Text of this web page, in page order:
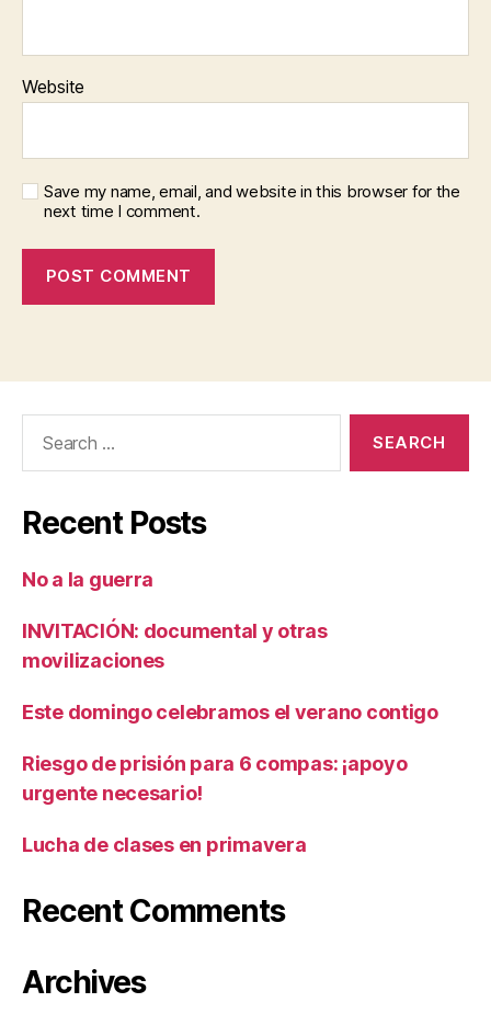
Website
Save my name, email, and website in this browser for the
next time I comment.
Recent Posts
No a la guerra
INVITACIÓN: documental y otras
movilizaciones
Este domingo celebramos el verano contigo
Riesgo de prisión para 6 compas: ¡apoyo
urgente necesario!
Lucha de clases en primavera
Recent Comments
Archives